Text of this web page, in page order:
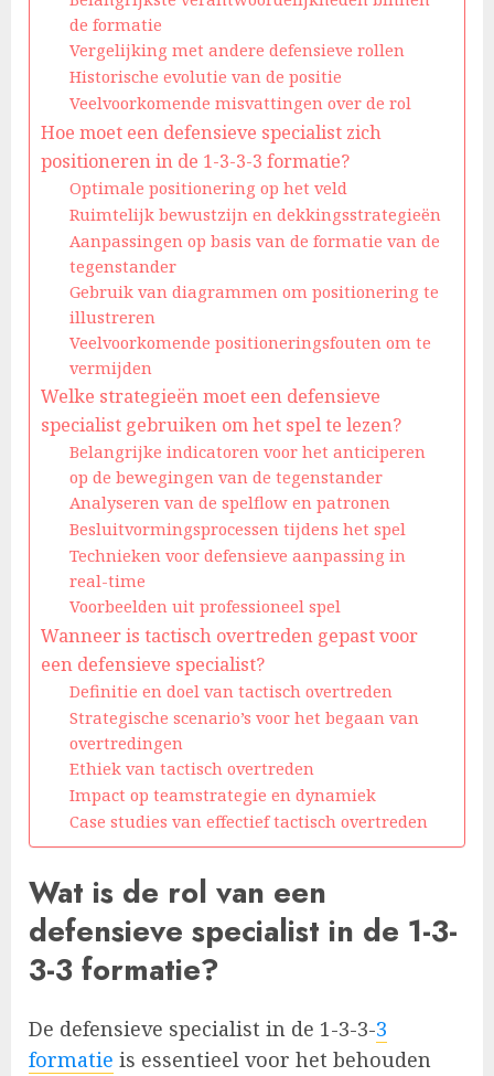
de formatie
Vergelijking met andere defensieve rollen
Historische evolutie van de positie
Veelvoorkomende misvattingen over de rol
Hoe moet een defensieve specialist zich
positioneren in de 1-3-3-3 formatie?
Optimale positionering op het veld
Ruimtelijk bewustzijn en dekkingsstrategieën
Aanpassingen op basis van de formatie van de
tegenstander
Gebruik van diagrammen om positionering te
illustreren
Veelvoorkomende positioneringsfouten om te
vermijden
Welke strategieën moet een defensieve
specialist gebruiken om het spel te lezen?
Belangrijke indicatoren voor het anticiperen
op de bewegingen van de tegenstander
Analyseren van de spelflow en patronen
Besluitvormingsprocessen tijdens het spel
Technieken voor defensieve aanpassing in
real-time
Voorbeelden uit professioneel spel
Wanneer is tactisch overtreden gepast voor
een defensieve specialist?
Definitie en doel van tactisch overtreden
Strategische scenario’s voor het begaan van
overtredingen
Ethiek van tactisch overtreden
Impact op teamstrategie en dynamiek
Case studies van effectief tactisch overtreden
Wat is de rol van een
defensieve specialist in de 1-3-
3-3 formatie?
De defensieve specialist in de 1-3-3-3
formatie is essentieel voor het behouden